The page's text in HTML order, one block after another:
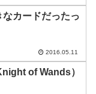
カードだったっ
2016.05.11
of Wands）